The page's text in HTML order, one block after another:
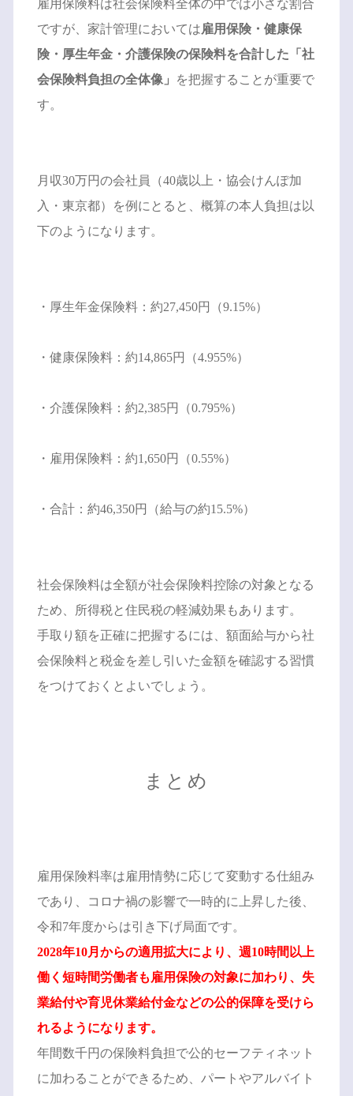
雇用保険料は社会保険料全体の中では小さな割合
ですが、家計管理においては雇用保険・健康保
険・厚生年金・介護保険の保険料を合計した「社
会保険料負担の全体像」
を把握することが重要で
す。
月収30万円の会社員（40歳以上・協会けんぽ加
入・東京都）を例にとると、概算の本人負担は以
下のようになります。
・厚生年金保険料：約27,450円（9.15%）
・健康保険料：約14,865円（4.955%）
・介護保険料：約2,385円（0.795%）
・雇用保険料：約1,650円（0.55%）
・合計：約46,350円（給与の約15.5%）
社会保険料は全額が社会保険料控除の対象となる
ため、所得税と住民税の軽減効果もあります。
手取り額を正確に把握するには、額面給与から社
会保険料と税金を差し引いた金額を確認する習慣
をつけておくとよいでしょう。
まとめ
雇用保険料率は雇用情勢に応じて変動する仕組み
であり、コロナ禍の影響で一時的に上昇した後、
令和7年度からは引き下げ局面です。
2028年10月からの適用拡大により、週10時間以上
働く短時間労働者も雇用保険の対象に加わり、失
業給付や育児休業給付金などの公的保障を受けら
れるようになります。
年間数千円の保険料負担で公的セーフティネット
に加わることができるため、パートやアルバイト